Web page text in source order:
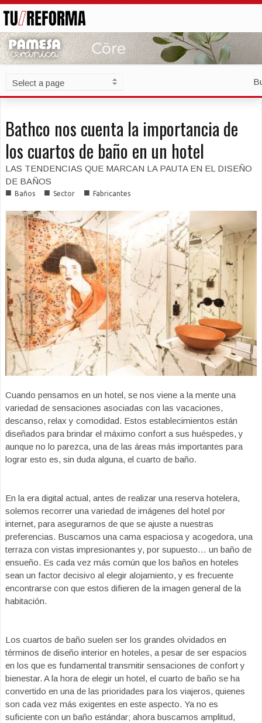
Bathco nos cuenta la importancia de
los cuartos de baño en un hotel
LAS TENDENCIAS QUE MARCAN LA PAUTA EN EL DISEÑO
DE BAÑOS
■ Baños ■ Sector ■ Fabricantes
Cuando pensamos en un hotel, se nos viene a la mente una
variedad de sensaciones asociadas con las vacaciones,
descanso, relax y comodidad. Estos establecimientos están
diseñados para brindar el máximo confort a sus huéspedes, y
aunque no lo parezca, una de las áreas más importantes para
lograr esto es, sin duda alguna, el cuarto de baño.
En la era digital actual, antes de realizar una reserva hotelera,
solemos recorrer una variedad de imágenes del hotel por
internet, para asegurarnos de que se ajuste a nuestras
preferencias. Buscamos una cama espaciosa y acogedora, una
terraza con vistas impresionantes y, por supuesto… un baño de
ensueño. Es cada vez más común que los baños en hoteles
sean un factor decisivo al elegir alojamiento, y es frecuente
encontrarse con que estos difieren de la imagen general de la
habitación.
Los cuartos de baño suelen ser los grandes olvidados en
términos de diseño interior en hoteles, a pesar de ser espacios
en los que es fundamental transmitir sensaciones de confort y
bienestar. A la hora de elegir un hotel, el cuarto de baño se ha
convertido en una de las prioridades para los viajeros, quienes
son cada vez más exigentes en este aspecto. Ya no es
suficiente con un baño estándar; ahora buscamos amplitud,